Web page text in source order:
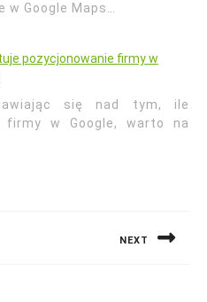
Google Maps…
pozycjonowanie firmy w
się nad tym, ile
firmy w Google, warto na
NEXT